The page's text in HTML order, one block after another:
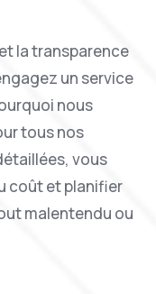
la transparence
un service
nous
tous nos
vous
coût et planifier
malentendu ou